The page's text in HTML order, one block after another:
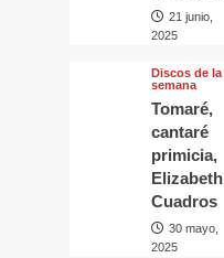
21 junio,
2025
Discos de la
semana
Tomaré,
cantaré
primicia,
Elizabeth
Cuadros
30 mayo,
2025